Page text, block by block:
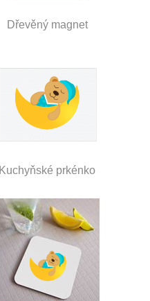
Dřevěný magnet
Kuchyňské prkénko